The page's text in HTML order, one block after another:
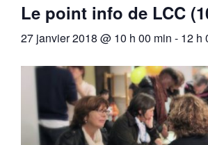
Le point info de LCC
27 janvier 2018 @ 10 h 00 min - 12 h